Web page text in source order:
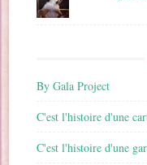
By Gala Project
C'est l'histoire d'une
C'est l'histoire d'une